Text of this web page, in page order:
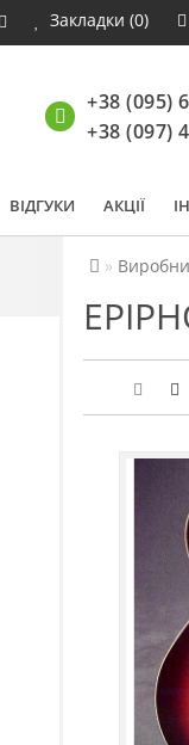
Закладки (0)
+38 (095)
+38 (097)
ВІДГУКИ АКЦІЇ